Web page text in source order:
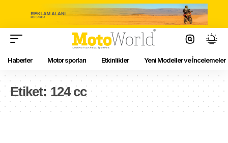
Haberler Motor sporları Etkinlikler Yeni Modeller ve İncelemeler
Etiket: 124 cc